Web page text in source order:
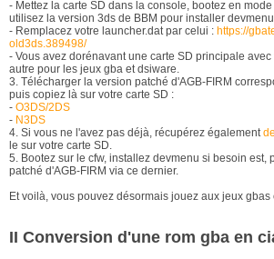
- Mettez la carte SD dans la console, bootez en
utilisez la version 3ds de BBM pour installer devmenu
- Remplacez votre launcher.dat par celui : https://
old3ds.389498/
- Vous avez dorénavant une carte SD principale
autre pour les jeux gba et dsiware.
3. Télécharger la version patché d'AGB-FIRM
puis copiez là sur votre carte SD :
- O3DS/2DS
- N3DS
4. Si vous ne l'avez pas déjà, récupérez également
le sur votre carte SD.
5. Bootez sur le cfw, installez devmenu si besoin est,
patché d'AGB-FIRM via ce dernier.
Et voilà, vous pouvez désormais jouez aux jeux gbas
II Conversion d'une rom gba en